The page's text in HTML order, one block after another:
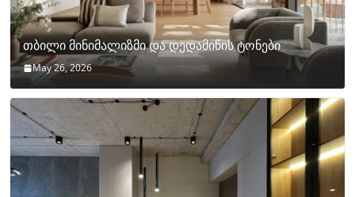
თბილი მინიმალიზმი და დედამიწის ტონები
May 26, 2026